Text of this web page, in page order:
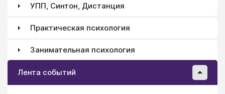
УПП, Синтон, Дистанция
Практическая психология
Занимательная психология
Лента событий